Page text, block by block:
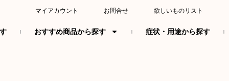
マイアカウント お問合せ 欲しいものリスト
おすすめ商品から探す 症状・用途から探す